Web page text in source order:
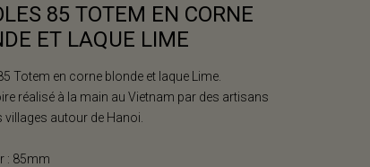
85 TOTEM EN CORNE
ET LAQUE LIME
Totem en corne blonde et laque Lime.
réalisé à la main au Vietnam par des artisans
villages autour de Hanoi.
: 85mm